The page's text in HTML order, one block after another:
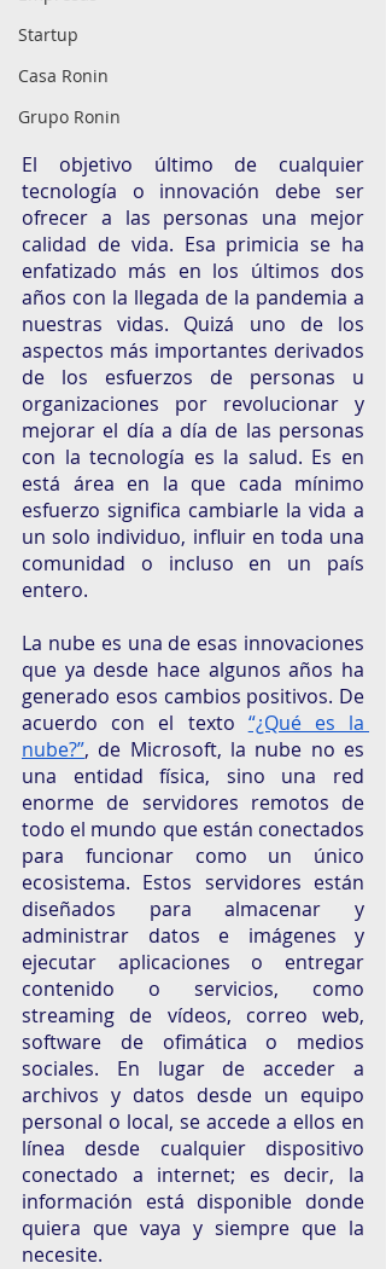
Startup
Casa Ronin
Grupo Ronin
El objetivo último de cualquier
tecnología o innovación debe ser
ofrecer a las personas una mejor
calidad de vida. Esa primicia se ha
enfatizado más en los últimos dos
años con la llegada de la pandemia a
nuestras vidas. Quizá uno de los
aspectos más importantes derivados
de los esfuerzos de personas u
organizaciones por revolucionar y
mejorar el día a día de las personas
con la tecnología es la salud. Es en
está área en la que cada mínimo
esfuerzo significa cambiarle la vida a
un solo individuo, influir en toda una
comunidad o incluso en un país
entero.
La nube es una de esas innovaciones
que ya desde hace algunos años ha
generado esos cambios positivos. De
acuerdo con el texto “¿Qué es la
nube?”, de Microsoft, la nube no es
una entidad física, sino una red
enorme de servidores remotos de
todo el mundo que están conectados
para funcionar como un único
ecosistema. Estos servidores están
diseñados para almacenar y
administrar datos e imágenes y
ejecutar aplicaciones o entregar
contenido o servicios, como
streaming de vídeos, correo web,
software de ofimática o medios
sociales. En lugar de acceder a
archivos y datos desde un equipo
personal o local, se accede a ellos en
línea desde cualquier dispositivo
conectado a internet; es decir, la
información está disponible donde
quiera que vaya y siempre que la
necesite.